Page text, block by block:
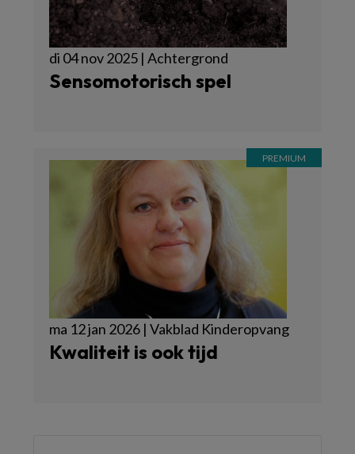
di 04 nov 2025 | Achtergrond
Sensomotorisch spel
ma 12 jan 2026 | Vakblad Kinderopvang
Kwaliteit is ook tijd